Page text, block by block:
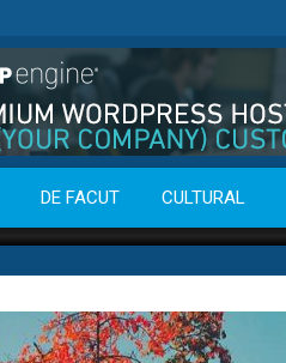
DE FACUT CULTURAL